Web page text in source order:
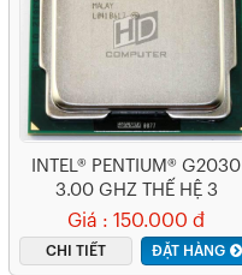
INTEL® PENTIUM® G2030
3.00 GHZ THẾ HỆ 3
Giá : 150.000 đ
CHI TIẾT ĐẶT HÀNG